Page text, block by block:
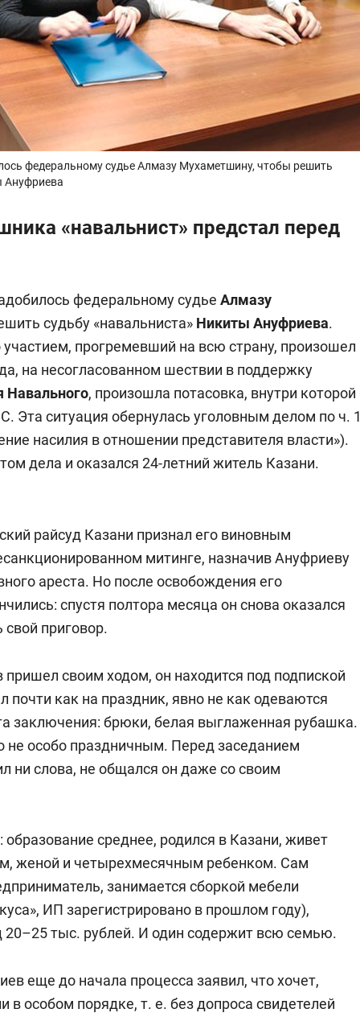
федеральному судье Алмазу Мухаметшину, чтобы решить
Ануфриева
«навальнист» предстал перед
федеральному судье Алмазу
судьбу «навальниста» Никиты Ануфриева.
участием, прогремевший на всю страну, произошел
на несогласованном шествии в поддержку
Навального, произошла потасовка, внутри которой
Эта ситуация обернулась уголовным делом по ч. 1
насилия в отношении представителя власти»).
дела и оказался 24-летний житель Казани.
райсуд Казани признал его виновным
митинге, назначив Ануфриеву
ареста. Но после освобождения его
спустя полтора месяца он снова оказался
приговор.
своим ходом, он находится под подпиской
почти как на праздник, явно не как одеваются
заключения: брюки, белая выглаженная рубашка.
не особо праздничным. Перед заседанием
ни слова, не общался он даже со своим
образование среднее, родился в Казани, живет
женой и четырехмесячным ребенком. Сам
занимается сборкой мебели
ИП зарегистрировано в прошлом году),
20–25 тыс. рублей. И один содержит всю семью.
еще до начала процесса заявил, что хочет,
в особом порядке, т. е. без допроса свидетелей